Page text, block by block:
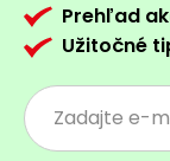
Prehľad
Užitočné